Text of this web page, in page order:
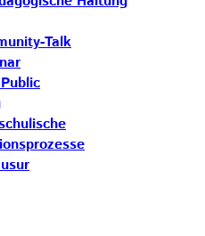
Talk